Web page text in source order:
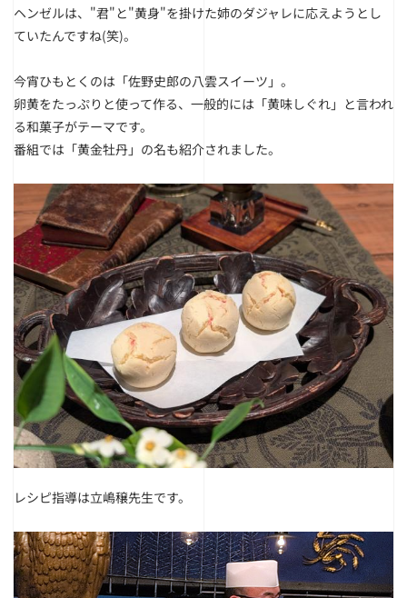
ヘンゼルは、"君"と"黄身"を掛けた姉のダジャレに応えようとし
ていたんですね(笑)。
今宵ひもとくのは「佐野史郎の八雲スイーツ」。
卵黄をたっぷりと使って作る、一般的には「黄味しぐれ」と言われ
る和菓子がテーマです。
番組では「黄金牡丹」の名も紹介されました。
レシピ指導は立嶋穣先生です。